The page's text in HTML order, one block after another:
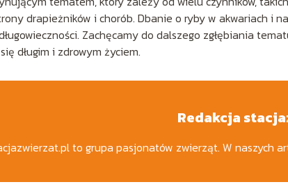
drapieżników i chorób. Dbanie o ryby w akwariach i
Zachęcamy do dalszego zgłębiania
długim i zdrowym życiem.
Redakcja
to grupa pasjonatów zwierząt. W naszych